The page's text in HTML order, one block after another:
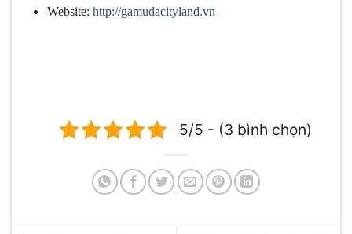
Website: http://gamudacityland.vn
5/5 - (3 bình chọn)